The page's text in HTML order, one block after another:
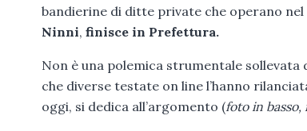
bandierine di ditte private che operano
Ninni, finisce in Prefettura.
Non è una polemica strumentale
che diverse testate on line l’hanno
oggi, si dedica all’argomento (foto in basso,